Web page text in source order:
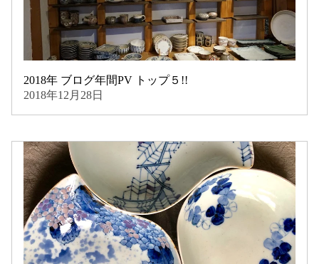
2018年 ブログ年間PV トップ５!!
2018年12月28日